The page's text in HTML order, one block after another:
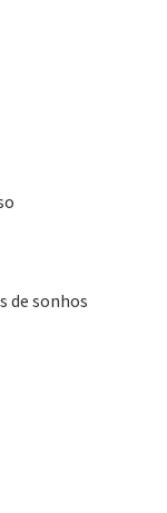
de sonhos